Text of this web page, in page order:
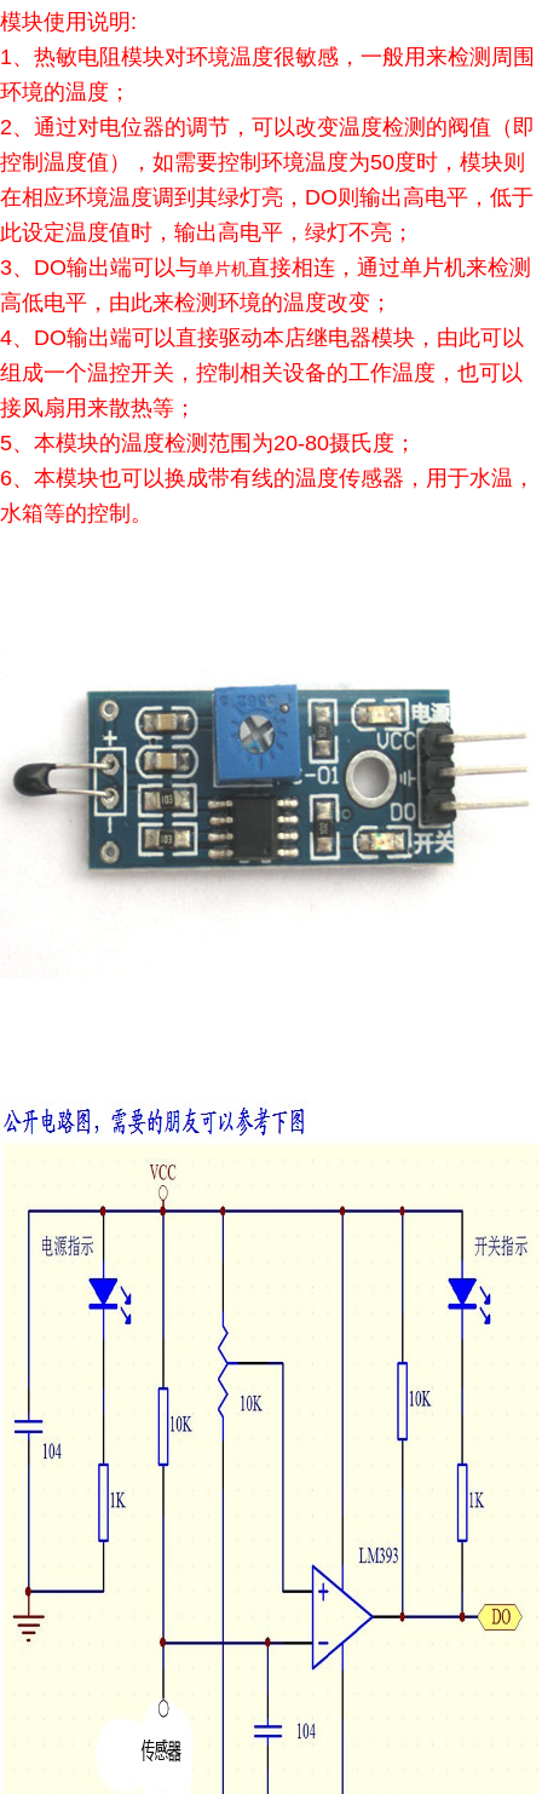
模块使用说明:
1、热敏电阻模块对环境温度很敏感，一般用来检测周围
环境的温度；
2、通过对电位器的调节，可以改变温度检测的阀值（即
控制温度值），如需要控制环境温度为50度时，模块则
在相应环境温度调到其绿灯亮，DO则输出高电平，低于
此设定温度值时，输出高电平，绿灯不亮；
3、DO输出端可以与单片机直接相连，通过单片机来检测
高低电平，由此来检测环境的温度改变；
4、DO输出端可以直接驱动本店继电器模块，由此可以
组成一个温控开关，控制相关设备的工作温度，也可以
接风扇用来散热等；
5、本模块的温度检测范围为20-80摄氏度；
6、本模块也可以换成带有线的温度传感器，用于水温，
水箱等的控制。